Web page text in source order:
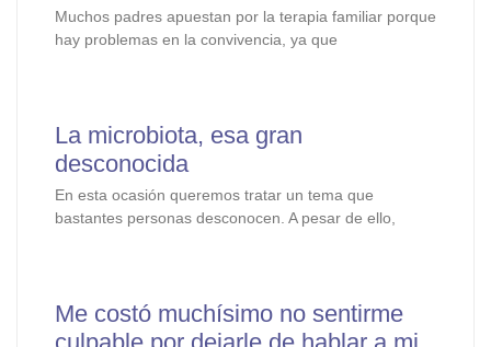
Muchos padres apuestan por la terapia familiar porque
hay problemas en la convivencia, ya que
La microbiota, esa gran
desconocida
En esta ocasión queremos tratar un tema que
bastantes personas desconocen. A pesar de ello,
Me costó muchísimo no sentirme